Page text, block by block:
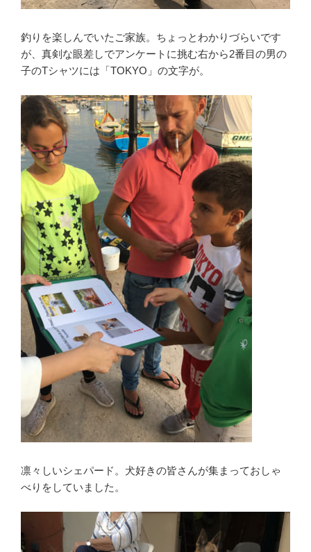
釣りを楽しんでいたご家族。ちょっとわかりづらいです
が、真剣な眼差しでアンケートに挑む右から2番目の男の
子のTシャツには「TOKYO」の文字が。
凛々しいシェパード。犬好きの皆さんが集まっておしゃ
べりをしていました。